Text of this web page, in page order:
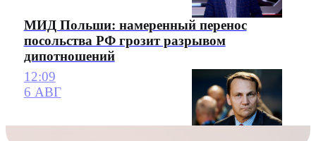
МИД Польши: намеренный перенос
посольства РФ грозит разрывом
дипотношений
12:09
6 АВГ